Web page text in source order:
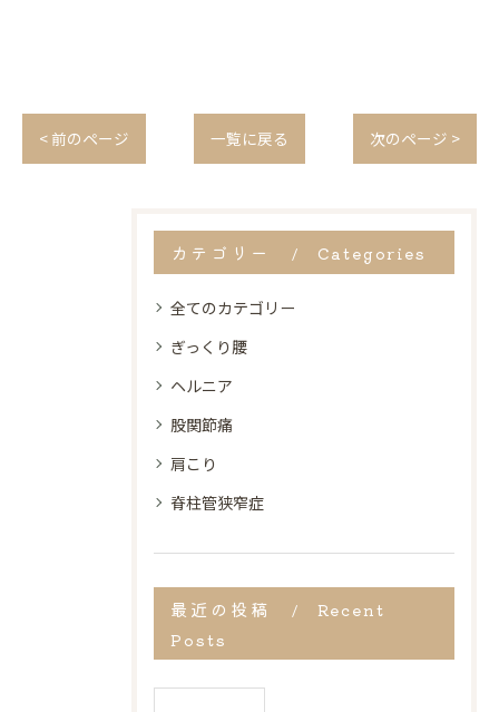
< 前のページ 一覧に戻る 次のページ >
カテゴリー Categories
全てのカテゴリー
ぎっくり腰
ヘルニア
股関節痛
肩こり
脊柱管狭窄症
最近の投稿
Recent
Posts